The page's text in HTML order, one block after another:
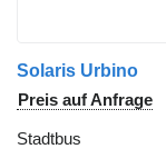
Solaris Urbino
Preis auf Anfrage
Stadtbus